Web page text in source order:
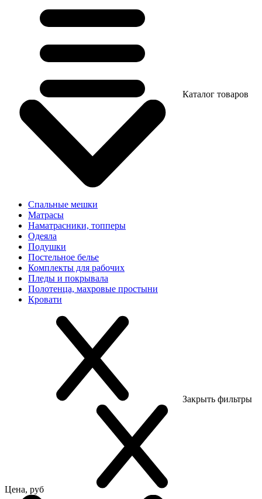
Каталог товаров
Спальные мешки
Матрасы
Наматрасники, топперы
Одеяла
Подушки
Постельное белье
Комплекты для рабочих
Пледы и покрывала
Полотенца, махровые простыни
Кровати
Закрыть фильтры
Цена, руб